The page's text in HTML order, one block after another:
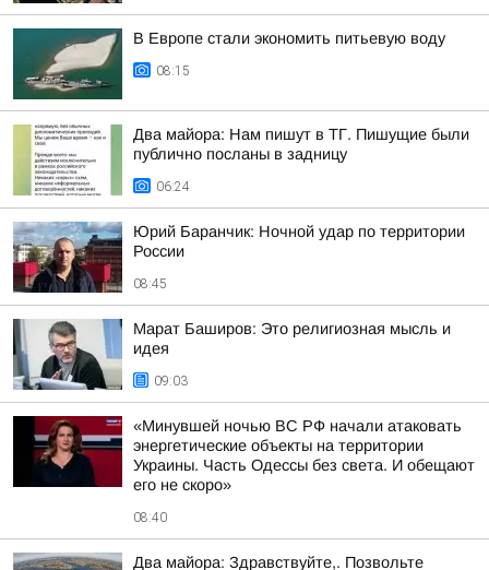
В Европе стали экономить питьевую воду
08:15
Два майора: Нам пишут в ТГ. Пишущие были
публично посланы в задницу
06:24
Юрий Баранчик: Ночной удар по территории
России
08:45
Марат Баширов: Это религиозная мысль и
идея
09:03
«Минувшей ночью ВС РФ начали атаковать
энергетические объекты на территории
Украины. Часть Одессы без света. И обещают
его не скоро»
08:40
Два майора: Здравствуйте,. Позвольте